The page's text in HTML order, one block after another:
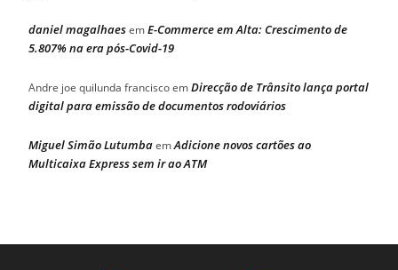
daniel magalhaesemE-Commerce em Alta: Crescimento de
5.807% na era pós-Covid-19
Andre joe quilunda franciscoemDirecção de Trânsito lança portal
digital para emissão de documentos rodoviários
Miguel Simão LutumbaemAdicione novos cartões ao
Multicaixa Express sem ir ao ATM